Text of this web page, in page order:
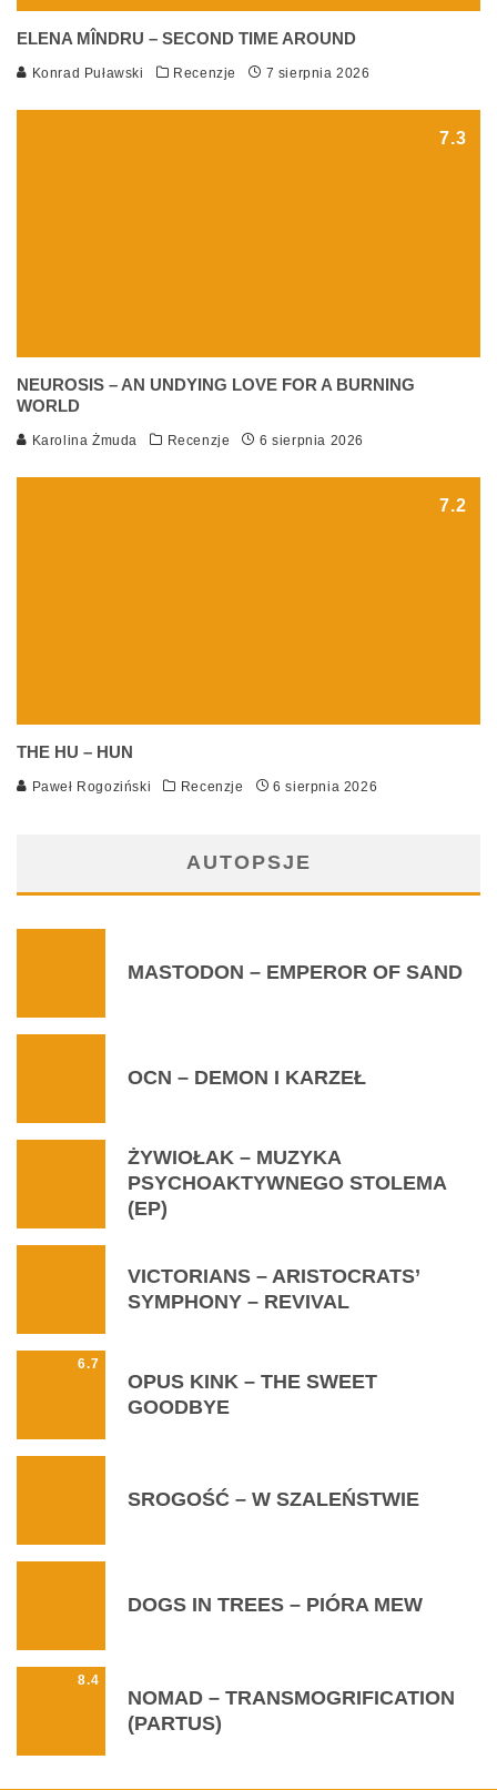
ELENA MÎNDRU – SECOND TIME AROUND
Konrad Puławski Recenzje 7 sierpnia 2026
7.3
NEUROSIS – AN UNDYING LOVE FOR A BURNING
WORLD
Karolina Żmuda Recenzje 6 sierpnia 2026
7.2
THE HU – HUN
Paweł Rogoziński Recenzje 6 sierpnia 2026
AUTOPSJE
MASTODON – EMPEROR OF SAND
OCN – DEMON I KARZEŁ
ŻYWIOŁAK – MUZYKA
PSYCHOAKTYWNEGO STOLEMA
(EP)
VICTORIANS – ARISTOCRATS’
SYMPHONY – REVIVAL
6.7
OPUS KINK – THE SWEET
GOODBYE
SROGOŚĆ – W SZALEŃSTWIE
DOGS IN TREES – PIÓRA MEW
8.4
NOMAD – TRANSMOGRIFICATION
(PARTUS)